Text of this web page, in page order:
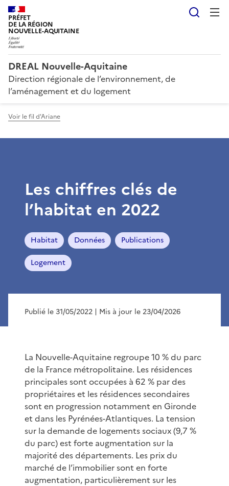
PRÉFET
DE LA RÉGION
NOUVELLE-AQUITAINE
DREAL Nouvelle-Aquitaine
Direction régionale de l’environnement, de
l’aménagement et du logement
Voir le fil d'Ariane
Les chiffres clés de
l’habitat en 2022
Habitat Données Publications
Logement
Publié le 31/05/2022 | Mis à jour le 23/04/2026
La Nouvelle-Aquitaine regroupe 10 % du parc
de la France métropolitaine. Les résidences
principales sont occupées à 62 % par des
propriétaires et les résidences secondaires
sont en progression notamment en Gironde
et dans les Pyrénées-Atlantiques. La tension
sur la demande de logements sociaux (9,7 %
du parc) est forte augmentation sur la
majorité des départements. Les prix du
marché de l’immobilier sont en forte
augmentation, particulièrement sur les